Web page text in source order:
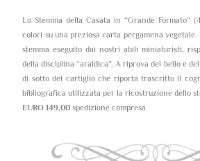
Lo Stemma della Casata in “Grande Formato”
colori su una preziosa carta pergamena vegetale.
stemma eseguito dai nostri abili miniaturisti,
della disciplina “araldica”. A riprova del bello e
di sotto del cartiglio che riporta trascritto il
bibliografica utilizzata per la ricostruzione dello
EURO 149,00 spedizione compresa